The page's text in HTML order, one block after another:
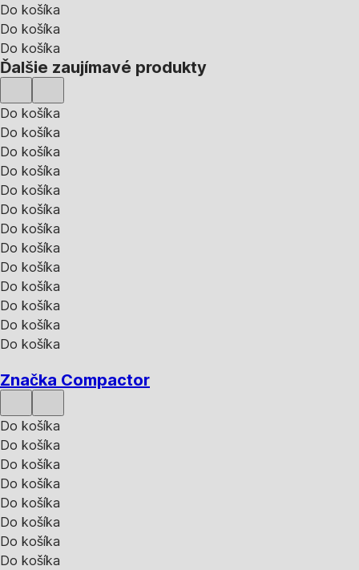
Do košíka
Do košíka
Do košíka
Ďalšie zaujímavé produkty
Do košíka
Do košíka
Do košíka
Do košíka
Do košíka
Do košíka
Do košíka
Do košíka
Do košíka
Do košíka
Do košíka
Do košíka
Do košíka
Značka Compactor
Do košíka
Do košíka
Do košíka
Do košíka
Do košíka
Do košíka
Do košíka
Do košíka